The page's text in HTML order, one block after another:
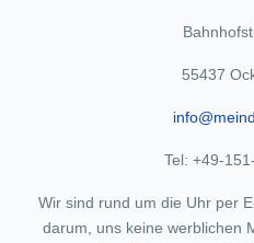
55437
Tel: +49-
Wir sind rund um die Uhr per
darum, uns keine werblichen